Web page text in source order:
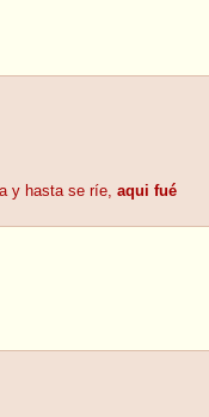
y hasta se ríe, aqui fué